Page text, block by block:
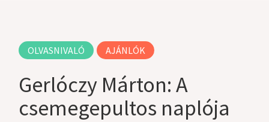
OLVASNIVALÓ AJÁNLÓK
Gerlóczy Márton: A
csemegepultos naplója